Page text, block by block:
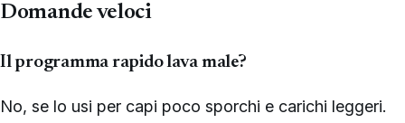
Domande veloci
Il programma rapido lava male?
No, se lo usi per capi poco sporchi e carichi leggeri.